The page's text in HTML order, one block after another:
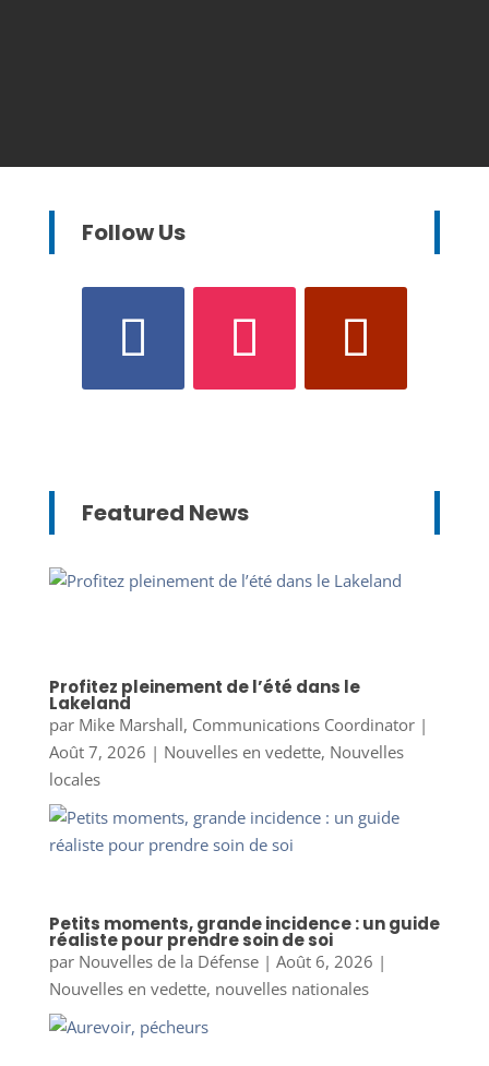
Follow Us
Featured News
Profitez pleinement de l’été dans le
Lakeland
par Mike Marshall, Communications Coordinator|
Août 7, 2026 | Nouvelles en vedette, Nouvelles
locales
Petits moments, grande incidence : un guide
réaliste pour prendre soin de soi
par Nouvelles de la Défense| Août 6, 2026 |
Nouvelles en vedette, nouvelles nationales